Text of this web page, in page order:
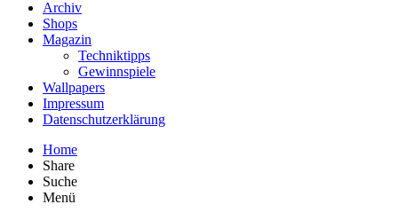
Archiv
Shops
Magazin
Techniktipps
Gewinnspiele
Wallpapers
Impressum
Datenschutzerklärung
Home
Share
Suche
Menü